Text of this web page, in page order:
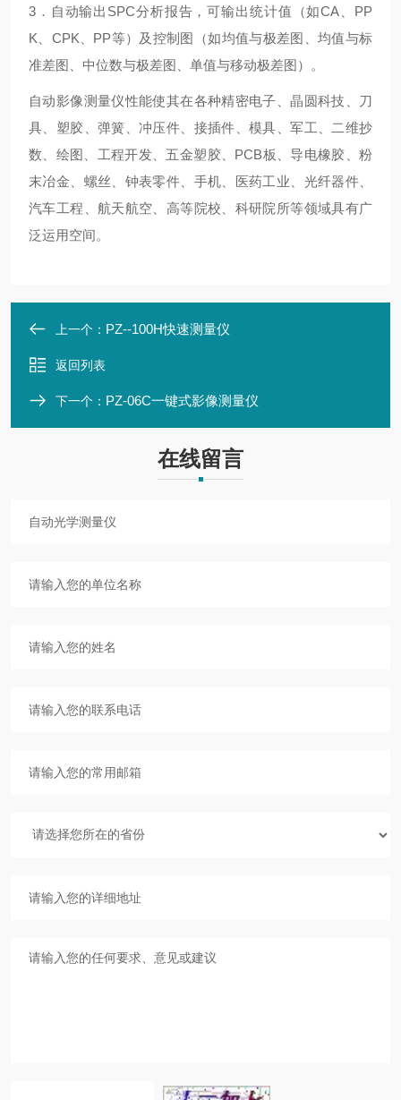
3．自动输出SPC分析报告，可输出统计值（如CA、PP
K、CPK、PP等）及控制图（如均值与极差图、均值与标
准差图、中位数与极差图、单值与移动极差图）。
自动影像测量仪性能使其在各种精密电子、晶圆科技、刀
具、塑胶、弹簧、冲压件、接插件、模具、军工、二维抄
数、绘图、工程开发、五金塑胶、PCB板、导电橡胶、粉
末冶金、螺丝、钟表零件、手机、医药工业、光纤器件、
汽车工程、航天航空、高等院校、科研院所等领域具有广
泛运用空间。
上一个： PZ--100H快速测量仪
返回列表
下一个： PZ-06C一键式影像测量仪
在线留言